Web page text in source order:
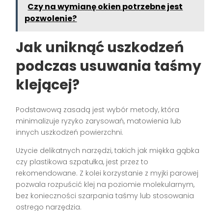
Czy na wymianę okien potrzebne jest
pozwolenie?
Jak uniknąć uszkodzeń
podczas usuwania taśmy
klejącej?
Podstawową zasadą jest wybór metody, która
minimalizuje ryzyko zarysowań, matowienia lub
innych uszkodzeń powierzchni.
Użycie delikatnych narzędzi, takich jak miękka gąbka
czy plastikowa szpatułka, jest przez to
rekomendowane. Z kolei korzystanie z myjki parowej
pozwala rozpuścić klej na poziomie molekularnym,
bez konieczności szarpania taśmy lub stosowania
ostrego narzędzia.